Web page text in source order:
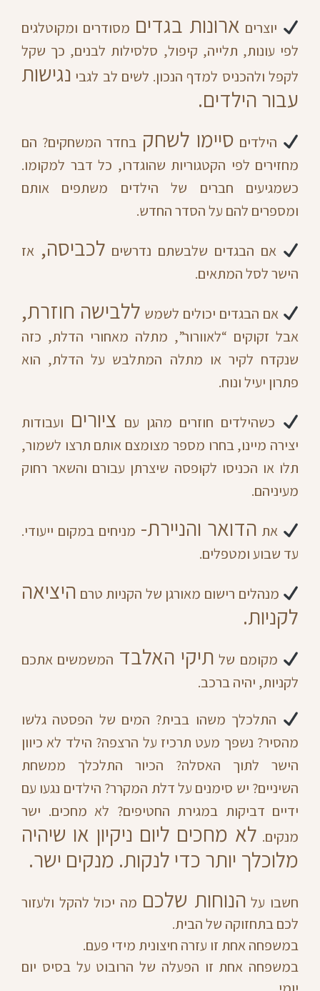
יוצרים ארונות בגדים מסודרים ומקוטלגים
לפי עונות, תלייה, קיפול, סלסילות לבנים, כך שקל
לקפל ולהכניס למדף הנכון. לשים לב לגבי נגישות
עבור הילדים.
הילדים סיימו לשחק בחדר המשחקים? הם
מחזירים לפי הקטגוריות שהוגדרו, כל דבר למקומו.
כשמגיעים חברים של הילדים משתפים אותם
ומספרים להם על הסדר החדש.
אם הבגדים שלבשתם נדרשים לכביסה, אז
הישר לסל המתאים.
אם הבגדים יכולים לשמש ללבישה חוזרת,
אבל זקוקים “לאוורור”, מתלה מאחורי הדלת, כזה
שנקדח לקיר או מתלה המתלבש על הדלת, הוא
פתרון יעיל ונוח.
כשהילדים חוזרים מהגן עם ציורים ועבודות
יצירה מיינו, בחרו מספר מצומצם אותם תרצו לשמור,
תלו או הכניסו לקופסה שיצרתן עבורם והשאר רחוק
מעיניהם.
את הדואר והניירת- מניחים במקום ייעודי.
עד שבוע ומטפלים.
מנהלים רישום מאורגן של הקניות טרם היציאה
לקניות.
מקומם של תיקי האלבד המשמשים אתכם
לקניות, יהיה ברכב.
התלכלך משהו בבית? המים של הפסטה גלשו
מהסיר? נשפך מעט תרכיז על הרצפה? הילד לא כיוון
הישר לתוך האסלה? הכיור התלכלך ממשחת
השיניים? יש סימנים על דלת המקרר? הילדים נגעו עם
ידיים דביקות במגירת החטיפים? לא מחכים. ישר
מנקים. לא מחכים ליום ניקיון או שיהיה
מלוכלך יותר כדי לנקות. מנקים ישר.
חשבו על הנוחות שלכם מה יכול להקל ולעזור
לכם בתחזוקה של הבית.
במשפחה אחת זו עזרה חיצונית מידי פעם.
במשפחה אחת זו הפעלה של הרובוט על בסיס יום